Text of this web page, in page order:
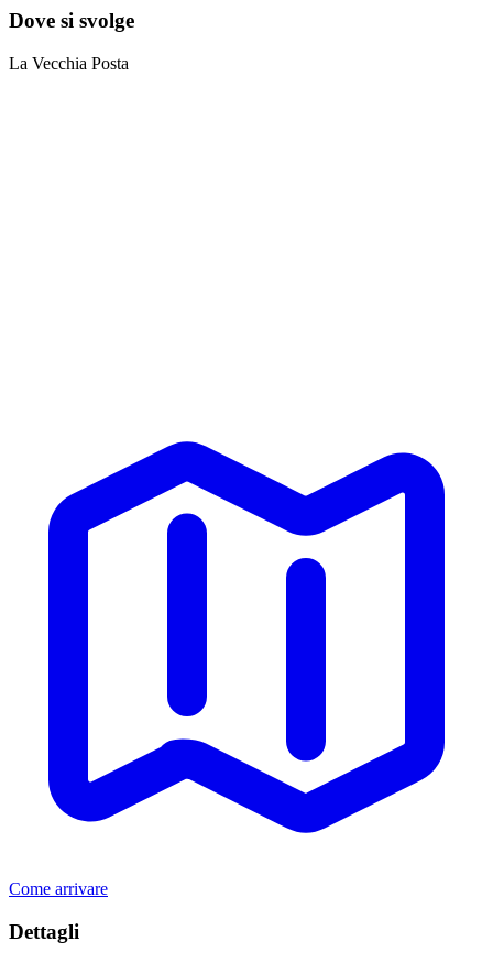
Dove si svolge
La Vecchia Posta
Come arrivare
Dettagli